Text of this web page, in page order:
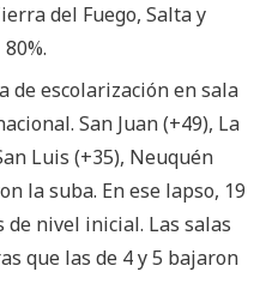
del Fuego, Salta y
de escolarización en sala
San Juan (+49), La
Luis (+35), Neuquén
la suba. En ese lapso, 19
de nivel inicial. Las salas
que las de 4 y 5 bajaron